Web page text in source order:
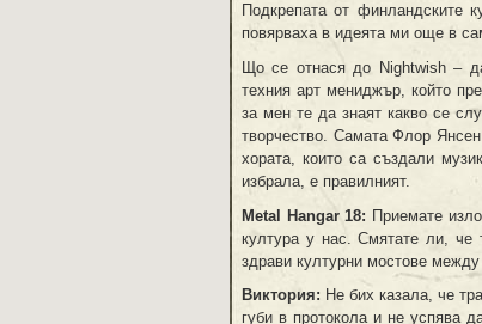
Подкрепата от финландските
повярваха в идеята ми още в
Що се отнася до Nightwish –
техния арт мениджър, който
за мен те да знаят какво се
творчество. Самата Флор
хората, които са създали
избрала, е правилният.
Metal Hangar 18: Приемате
култура у нас. Смятате ли, че
здрави културни мостове
Виктория: Не бих казала, че
губи в протокола и не успява